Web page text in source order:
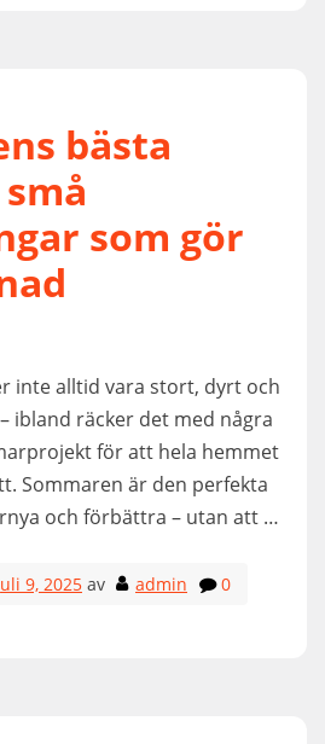
bästa
som gör
inte alltid vara stort, dyrt och
ibland räcker det med några
för att hela hemmet
Sommaren är den perfekta
och förbättra – utan att …
9, 2025 av admin 0